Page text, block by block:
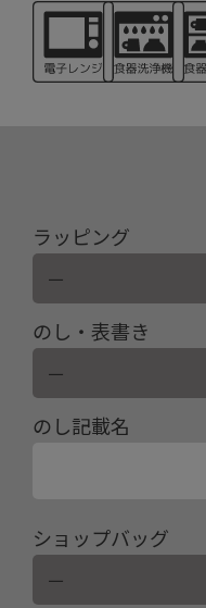
ラッピング
のし・表書き
のし記載名
ショップバッグ